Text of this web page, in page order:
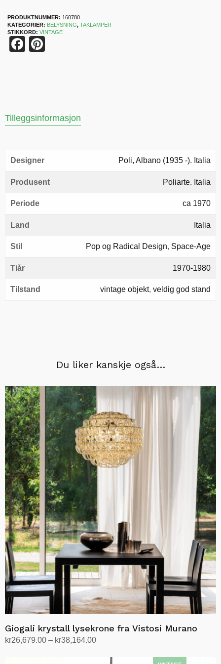
PRODUKTNUMMER: 160780
KATEGORIER: BELYSNING, TAKLAMPER
STIKKORD: VINTAGE
Facebook
Tilleggsinformasjon
Designer Poli, Albano (1935 -). Italia
Produsent Poliarte. Italia
Periode ca 1970
Land Italia
Stil Pop og Radical Design, Space-Age
Tiår 1970-1980
Tilstand vintage objekt, veldig god stand
Du liker kanskje også…
Giogali krystall lysekrone fra Vistosi Murano
kr26,679.00 – kr38,164.00Prisområde: